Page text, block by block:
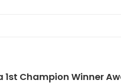
1st Champion Winner